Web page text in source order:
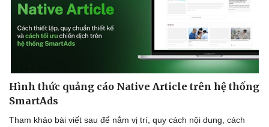
Hạt giống tâm hồn
Hình thức quảng cáo Native Article trên hệ thống
SmartAds
Tham khảo bài viết sau để nắm vị trí, quy cách nội dung, cách